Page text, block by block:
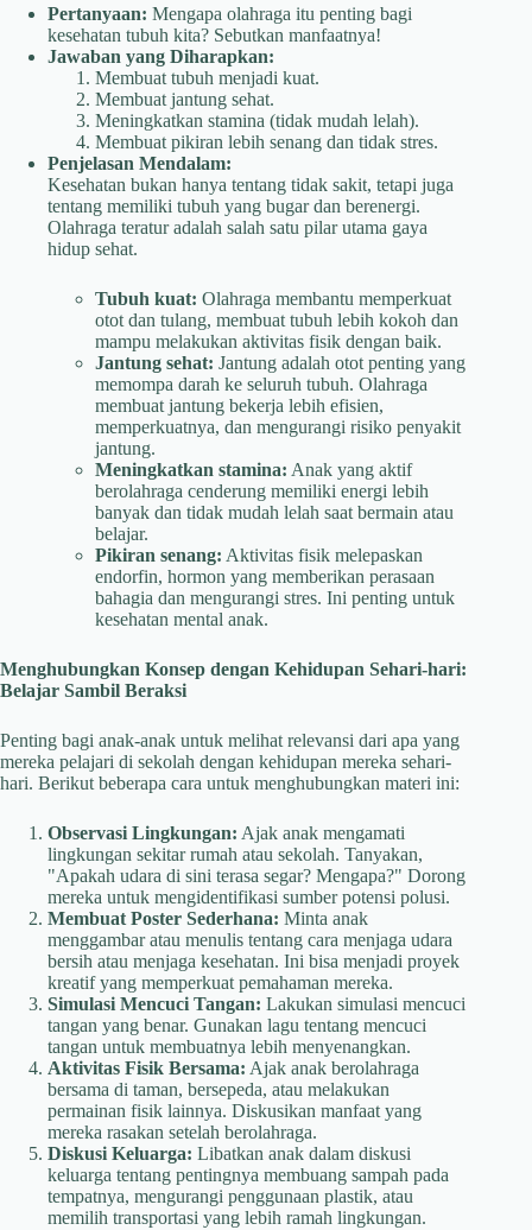
Pertanyaan: Mengapa olahraga itu penting bagi
kesehatan tubuh kita? Sebutkan manfaatnya!
Jawaban yang Diharapkan:
Membuat tubuh menjadi kuat.
Membuat jantung sehat.
Meningkatkan stamina (tidak mudah lelah).
Membuat pikiran lebih senang dan tidak stres.
Penjelasan Mendalam:
Kesehatan bukan hanya tentang tidak sakit, tetapi juga
tentang memiliki tubuh yang bugar dan berenergi.
Olahraga teratur adalah salah satu pilar utama gaya
hidup sehat.
Tubuh kuat: Olahraga membantu memperkuat
otot dan tulang, membuat tubuh lebih kokoh dan
mampu melakukan aktivitas fisik dengan baik.
Jantung sehat: Jantung adalah otot penting yang
memompa darah ke seluruh tubuh. Olahraga
membuat jantung bekerja lebih efisien,
memperkuatnya, dan mengurangi risiko penyakit
jantung.
Meningkatkan stamina: Anak yang aktif
berolahraga cenderung memiliki energi lebih
banyak dan tidak mudah lelah saat bermain atau
belajar.
Pikiran senang: Aktivitas fisik melepaskan
endorfin, hormon yang memberikan perasaan
bahagia dan mengurangi stres. Ini penting untuk
kesehatan mental anak.
Menghubungkan Konsep dengan Kehidupan Sehari-hari:
Belajar Sambil Beraksi
Penting bagi anak-anak untuk melihat relevansi dari apa yang
mereka pelajari di sekolah dengan kehidupan mereka sehari-
hari. Berikut beberapa cara untuk menghubungkan materi ini:
Observasi Lingkungan: Ajak anak mengamati
lingkungan sekitar rumah atau sekolah. Tanyakan,
"Apakah udara di sini terasa segar? Mengapa?" Dorong
mereka untuk mengidentifikasi sumber potensi polusi.
Membuat Poster Sederhana: Minta anak
menggambar atau menulis tentang cara menjaga udara
bersih atau menjaga kesehatan. Ini bisa menjadi proyek
kreatif yang memperkuat pemahaman mereka.
Simulasi Mencuci Tangan: Lakukan simulasi mencuci
tangan yang benar. Gunakan lagu tentang mencuci
tangan untuk membuatnya lebih menyenangkan.
Aktivitas Fisik Bersama: Ajak anak berolahraga
bersama di taman, bersepeda, atau melakukan
permainan fisik lainnya. Diskusikan manfaat yang
mereka rasakan setelah berolahraga.
Diskusi Keluarga: Libatkan anak dalam diskusi
keluarga tentang pentingnya membuang sampah pada
tempatnya, mengurangi penggunaan plastik, atau
memilih transportasi yang lebih ramah lingkungan.